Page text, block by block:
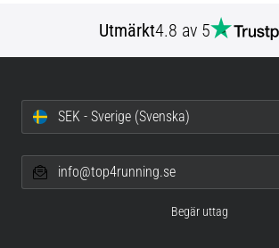
fasciit:
orsaker
och
Upplever
du
Utmärkt4.8 av 5
SEK - Sverige (Svenska)
info@top4running.se
Begär uttag